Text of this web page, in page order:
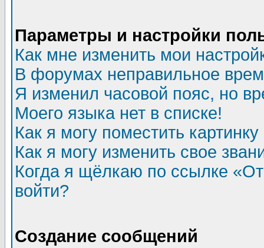
Параметры и настройки
Как мне изменить мои
В форумах неправильное
Я изменил часовой пояс, но
Моего языка нет в списке!
Как я могу поместить
Как я могу изменить свое
Когда я щёлкаю по ссылке
войти?
Создание сообщений